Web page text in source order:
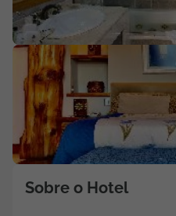
Agências
Contactos
Apoio ao cliente em Portugal
218 925 471
Sobre o Hotel